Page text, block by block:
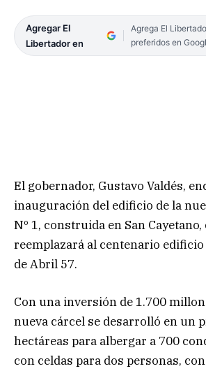
Agregar El
Libertador en
Agrega El
preferidos en
El gobernador, Gustavo Valdés,
inauguración del edificio de la
Nº 1, construida en San Cayetano,
reemplazará al centenario edificio
de Abril 57.
Con una inversión de 1.700
nueva cárcel se desarrolló en un
hectáreas para albergar a 700
con celdas para dos personas,